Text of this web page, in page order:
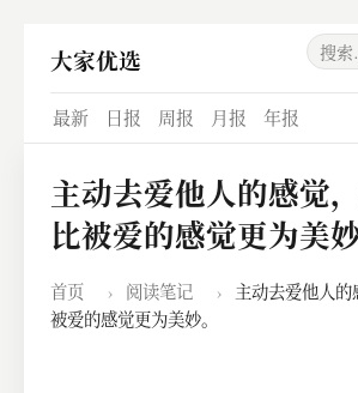
大家优选
最新 日报 周报 月报 年报
主动去爱他人的感觉
比被爱的感觉更为美妙
首页 › 阅读笔记 ›
主动去爱他人
被爱的感觉更为美妙。